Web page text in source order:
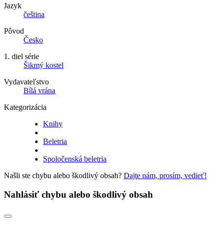
Jazyk
čeština
Pôvod
Česko
1. diel série
Šikmý kostel
Vydavateľstvo
Bílá vrána
Kategorizácia
Knihy
Beletria
Spoločenská beletria
Našli ste chybu alebo škodlivý obsah? Dajte nám, prosím, vedieť!
Nahlásiť chybu alebo škodlivý obsah